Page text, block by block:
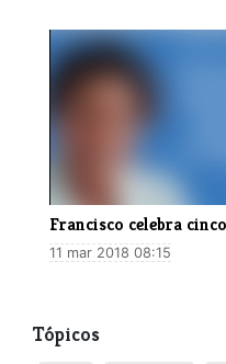
Francisco celebra
11 mar 2018 08:15
Tópicos